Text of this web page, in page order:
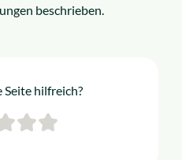
beschrieben.
Seite hilfreich?